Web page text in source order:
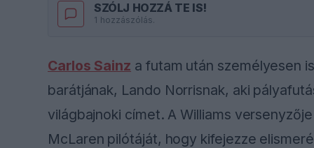
SZÓLJ HOZZÁ TE IS!
1 hozzászólás.
Carlos Sainz a futam után személyesen
barátjának, Lando Norrisnak, aki
világbajnoki címet. A Williams
McLaren pilótáját, hogy kifejezze